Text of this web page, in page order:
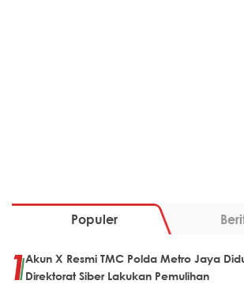
Populer
Akun X Resmi TMC Polda Metro Jaya
Direktorat Siber Lakukan Pemulihan